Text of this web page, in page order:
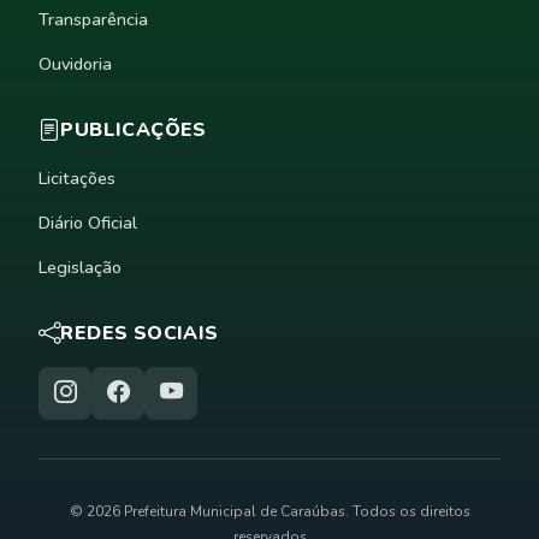
Transparência
Ouvidoria
PUBLICAÇÕES
Licitações
Diário Oficial
Legislação
REDES SOCIAIS
© 2026 Prefeitura Municipal de Caraúbas. Todos os direitos